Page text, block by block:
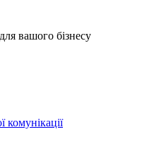
вашого бізнесу
комунікації